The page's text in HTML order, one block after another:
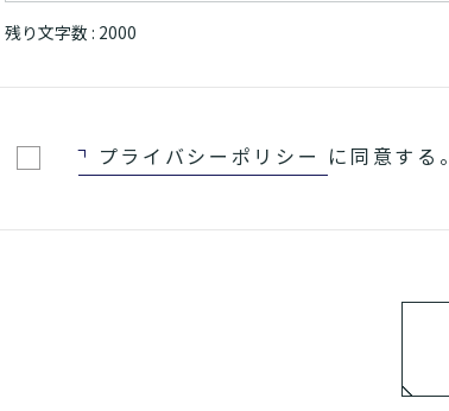
残り文字数 : 2000
プライバシーポリシー に同意する。